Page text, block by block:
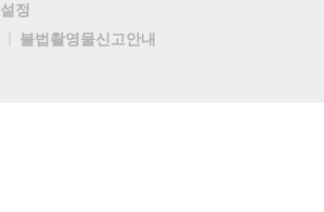
설정
불법촬영물신고안내